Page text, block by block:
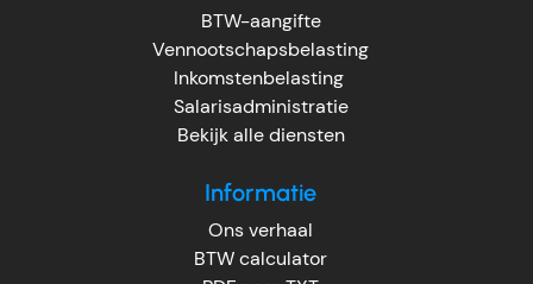
BTW-aangifte
Vennootschapsbelasting
Inkomstenbelasting
Salarisadministratie
Bekijk alle diensten
Informatie
Ons verhaal
BTW calculator